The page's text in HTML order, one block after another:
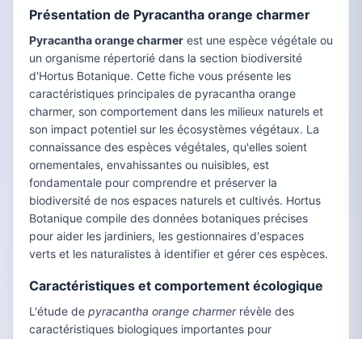
Présentation de Pyracantha orange charmer
Pyracantha orange charmer est une espèce végétale ou
un organisme répertorié dans la section biodiversité
d'Hortus Botanique. Cette fiche vous présente les
caractéristiques principales de pyracantha orange
charmer, son comportement dans les milieux naturels et
son impact potentiel sur les écosystèmes végétaux. La
connaissance des espèces végétales, qu'elles soient
ornementales, envahissantes ou nuisibles, est
fondamentale pour comprendre et préserver la
biodiversité de nos espaces naturels et cultivés. Hortus
Botanique compile des données botaniques précises
pour aider les jardiniers, les gestionnaires d'espaces
verts et les naturalistes à identifier et gérer ces espèces.
Caractéristiques et comportement écologique
L'étude de pyracantha orange charmerrévèle des
caractéristiques biologiques importantes pour